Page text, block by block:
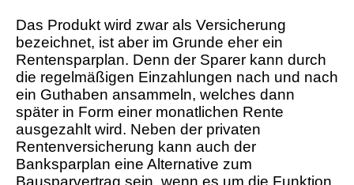
Das Produkt wird zwar als Versicherung
bezeichnet, ist aber im Grunde eher ein
Rentensparplan. Denn der Sparer kann durch
die regelmäßigen Einzahlungen nach und nach
ein Guthaben ansammeln, welches dann
später in Form einer monatlichen Rente
ausgezahlt wird. Neben der privaten
Rentenversicherung kann auch der
Banksparplan eine Alternative zum